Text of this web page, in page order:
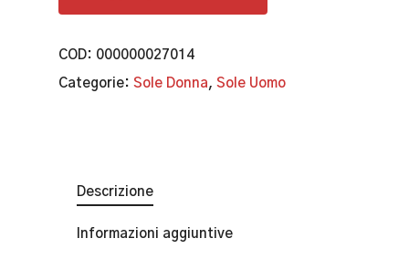
COD: 000000027014
Categorie: Sole Donna, Sole Uomo
Descrizione
Informazioni aggiuntive